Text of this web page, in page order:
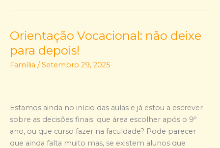
Orientação Vocacional: não deixe
para depois!
Família / Setembro 29, 2025
Estamos ainda no início das aulas e já estou a escrever
sobre as decisões finais: que área escolher após o 9º
ano, ou que curso fazer na faculdade? Pode parecer
que ainda falta muito mas, se existem alunos que
Orientação
Vocacional:
não
deixe